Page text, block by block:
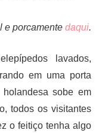
e porcamente daqui.
lavados,
em uma porta
sobe em
todos os visitantes
o feitiço tenha algo